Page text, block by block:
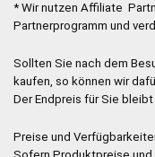
* Wir nutzen Affiliate
Partnerprogramm und
Sollten Sie nach dem
kaufen, so können wir
Der Endpreis für Sie
Preise und